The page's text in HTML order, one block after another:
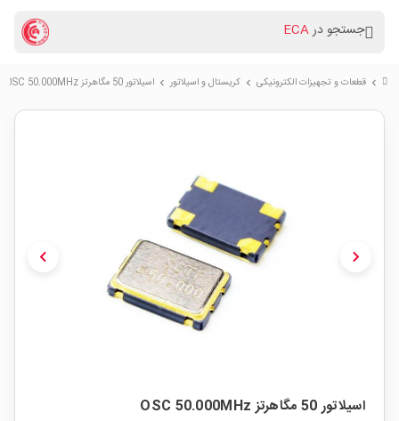
جستجو درECA
chevron_right قطعات و تجهیزات الکترونیکی chevron_right کریستال و اسیلاتور chevron_right اسیلاتور 50 مگاهرتز OSC 50.000MHz
chevron_left chevron_right
اسیلاتور 50 مگاهرتز OSC 50.000MHz